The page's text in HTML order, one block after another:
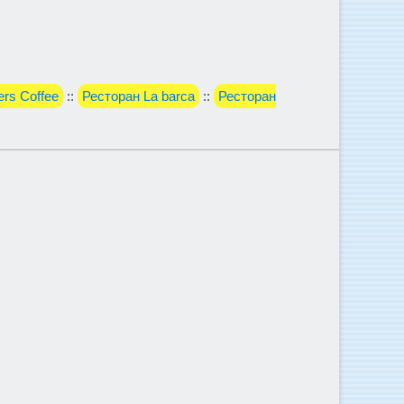
Coffee :: Ресторан La barca :: Ресторан